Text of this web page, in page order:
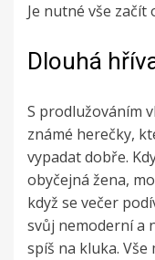
Je nutné vše začít
Dlouhá
S prodlužováním
známé herečky,
vypadat dobře.
obyčejná žena,
když se večer
svůj nemoderní a
spíš na kluka.